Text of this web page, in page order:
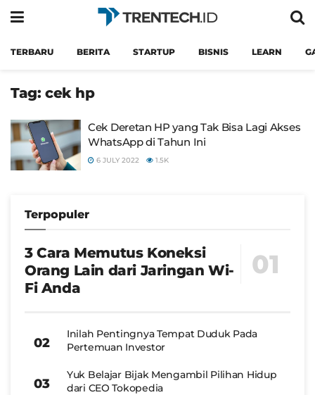
TERBARU BERITA STARTUP BISNIS LEARN
Tag: cek hp
Cek Deretan HP yang Tak Bisa Lagi Akses
WhatsApp di Tahun Ini
6 JULY 2022 1.5K
Terpopuler
3 Cara Memutus Koneksi
Orang Lain dari Jaringan Wi-
Fi Anda
Inilah Pentingnya Tempat Duduk Pada
Pertemuan Investor
Yuk Belajar Bijak Mengambil Pilihan Hidup
dari CEO Tokopedia